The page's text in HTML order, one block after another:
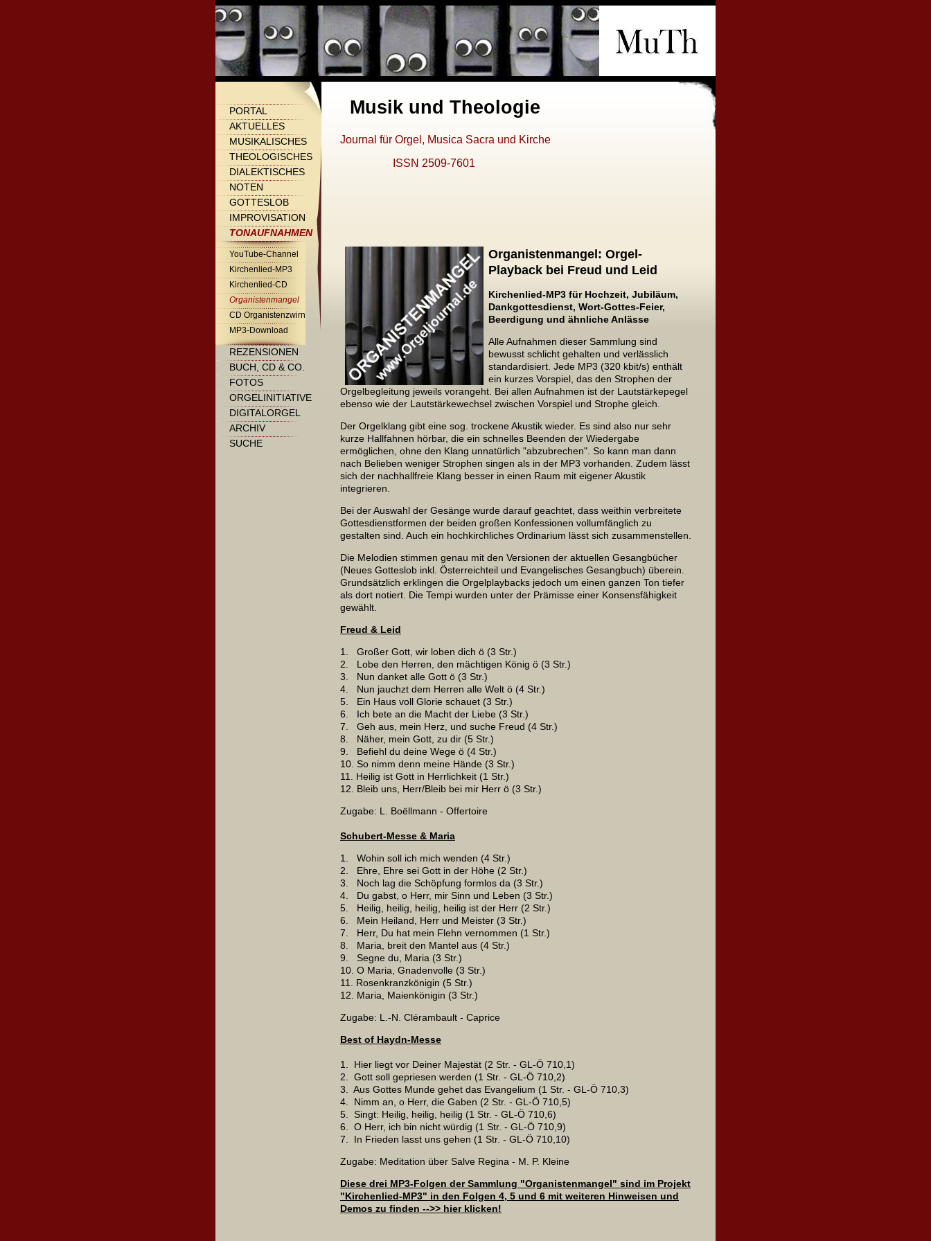
Musik und Theologie
PORTAL
AKTUELLES
MUSIKALISCHES
THEOLOGISCHES
DIALEKTISCHES
NOTEN
GOTTESLOB
IMPROVISATION
TONAUFNAHMEN
YouTube-Channel
Kirchenlied-MP3
Kirchenlied-CD
Organistenmangel
CD Organistenzwirn
MP3-Download
REZENSIONEN
BUCH, CD & CO.
FOTOS
ORGELINITIATIVE
DIGITALORGEL
ARCHIV
SUCHE
Journal für Orgel, Musica Sacra und Kirche
ISSN 2509-7601
Organistenmangel: Orgel-
Playback bei Freud und Leid
Kirchenlied-MP3 für Hochzeit, Jubiläum,
Dankgottesdienst, Wort-Gottes-Feier,
Beerdigung und ähnliche Anlässe
Alle Aufnahmen dieser Sammlung sind
bewusst schlicht gehalten und verlässlich
standardisiert. Jede MP3 (320 kbit/s) enthält
ein kurzes Vorspiel, das den Strophen der
Orgelbegleitung jeweils vorangeht. Bei allen Aufnahmen ist der Lautstärkepegel
ebenso wie der Lautstärkewechsel zwischen Vorspiel und Strophe gleich.
Der Orgelklang gibt eine sog. trockene Akustik wieder. Es sind also nur sehr
kurze Hallfahnen hörbar, die ein schnelles Beenden der Wiedergabe
ermöglichen, ohne den Klang unnatürlich "abzubrechen". So kann man dann
nach Belieben weniger Strophen singen als in der MP3 vorhanden. Zudem lässt
sich der nachhallfreie Klang besser in einen Raum mit eigener Akustik
integrieren.
Bei der Auswahl der Gesänge wurde darauf geachtet, dass weithin verbreitete
Gottesdienstformen der beiden großen Konfessionen vollumfänglich zu
gestalten sind. Auch ein hochkirchliches Ordinarium lässt sich zusammenstellen.
Die Melodien stimmen genau mit den Versionen der aktuellen Gesangbücher
(Neues Gotteslob inkl. Österreichteil und Evangelisches Gesangbuch) überein.
Grundsätzlich erklingen die Orgelplaybacks jedoch um einen ganzen Ton tiefer
als dort notiert. Die Tempi wurden unter der Prämisse einer Konsensfähigkeit
gewählt.
Freud & Leid
1. Großer Gott, wir loben dich ö (3 Str.)
2. Lobe den Herren, den mächtigen König ö (3 Str.)
3. Nun danket alle Gott ö (3 Str.)
4. Nun jauchzt dem Herren alle Welt ö (4 Str.)
5. Ein Haus voll Glorie schauet (3 Str.)
6. Ich bete an die Macht der Liebe (3 Str.)
7. Geh aus, mein Herz, und suche Freud (4 Str.)
8. Näher, mein Gott, zu dir (5 Str.)
9. Befiehl du deine Wege ö (4 Str.)
10. So nimm denn meine Hände (3 Str.)
11. Heilig ist Gott in Herrlichkeit (1 Str.)
12. Bleib uns, Herr/Bleib bei mir Herr ö (3 Str.)
Zugabe: L. Boëllmann - Offertoire
Schubert-Messe & Maria
1. Wohin soll ich mich wenden (4 Str.)
2. Ehre, Ehre sei Gott in der Höhe (2 Str.)
3. Noch lag die Schöpfung formlos da (3 Str.)
4. Du gabst, o Herr, mir Sinn und Leben (3 Str.)
5. Heilig, heilig, heilig, heilig ist der Herr (2 Str.)
6. Mein Heiland, Herr und Meister (3 Str.)
7. Herr, Du hat mein Flehn vernommen (1 Str.)
8. Maria, breit den Mantel aus (4 Str.)
9. Segne du, Maria (3 Str.)
10. O Maria, Gnadenvolle (3 Str.)
11. Rosenkranzkönigin (5 Str.)
12. Maria, Maienkönigin (3 Str.)
Zugabe: L.-N. Clérambault - Caprice
Best of Haydn-Messe
1. Hier liegt vor Deiner Majestät (2 Str. - GL-Ö 710,1)
2. Gott soll gepriesen werden (1 Str. - GL-Ö 710,2)
3. Aus Gottes Munde gehet das Evangelium (1 Str. - GL-Ö 710,3)
4. Nimm an, o Herr, die Gaben (2 Str. - GL-Ö 710,5)
5. Singt: Heilig, heilig, heilig (1 Str. - GL-Ö 710,6)
6. O Herr, ich bin nicht würdig (1 Str. - GL-Ö 710,9)
7. In Frieden lasst uns gehen (1 Str. - GL-Ö 710,10)
Zugabe: Meditation über Salve Regina - M. P. Kleine
Diese drei MP3-Folgen der Sammlung "Organistenmangel" sind im Projekt
"Kirchenlied-MP3" in den Folgen 4, 5 und 6 mit weiteren Hinweisen und
Demos zu finden -->> hier klicken!